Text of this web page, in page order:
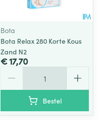
Bota
Bota Relax 280 Korte Kous
Zand N2
€ 17,70
Bestel